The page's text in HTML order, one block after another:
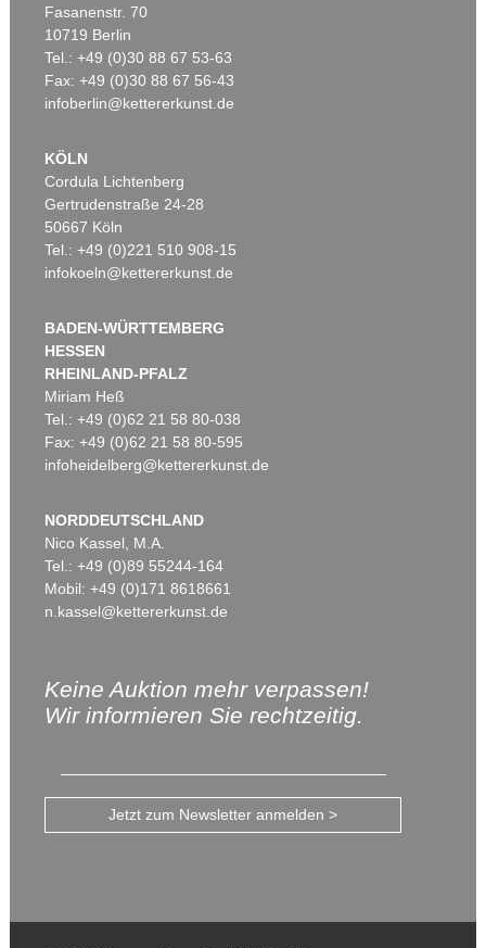
Fasanenstr. 70
10719 Berlin
Tel.: +49 (0)30 88 67 53-63
Fax: +49 (0)30 88 67 56-43
infoberlin@kettererkunst.de
KÖLN
Cordula Lichtenberg
Gertrudenstraße 24-28
50667 Köln
Tel.: +49 (0)221 510 908-15
infokoeln@kettererkunst.de
BADEN-WÜRTTEMBERG
HESSEN
RHEINLAND-PFALZ
Miriam Heß
Tel.: +49 (0)62 21 58 80-038
Fax: +49 (0)62 21 58 80-595
infoheidelberg@kettererkunst.de
NORDDEUTSCHLAND
Nico Kassel, M.A.
Tel.: +49 (0)89 55244-164
Mobil: +49 (0)171 8618661
n.kassel@kettererkunst.de
Keine Auktion mehr verpassen!
Wir informieren Sie rechtzeitig.
Jetzt zum Newsletter anmelden >